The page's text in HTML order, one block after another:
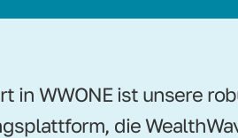
in WWONE ist unsere
die